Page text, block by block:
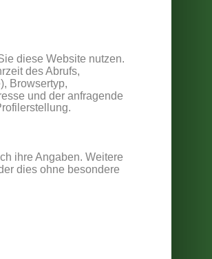
diese Website nutzen.
des Abrufs,
Browsertyp,
und der anfragende
ihre Angaben. Weitere
dies ohne besondere